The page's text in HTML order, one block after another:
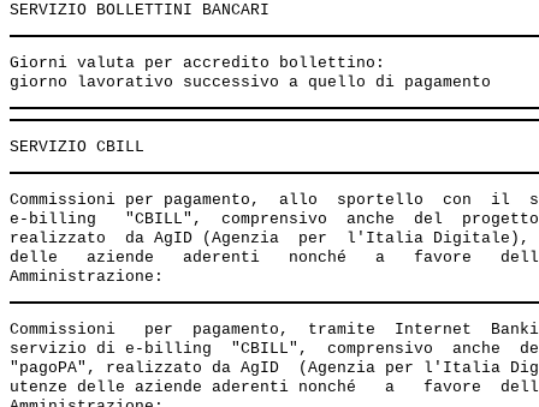
Giorni valuta per accredito bollettino:
Commissioni per pagamento,  allo  sportello  con  il
e-billing   "CBILL",  comprensivo  anche  del  progetto
realizzato  da AgID (Agenzia  per  l'Italia
delle   aziende   aderenti   nonché   a   favore
Commissioni   per  pagamento,  tramite  Internet
servizio di e-billing  "CBILL",  comprensivo  anche
"pagoPA", realizzato da AgID  (Agenzia per l'Italia
utenze delle aziende aderenti nonché   a   favore